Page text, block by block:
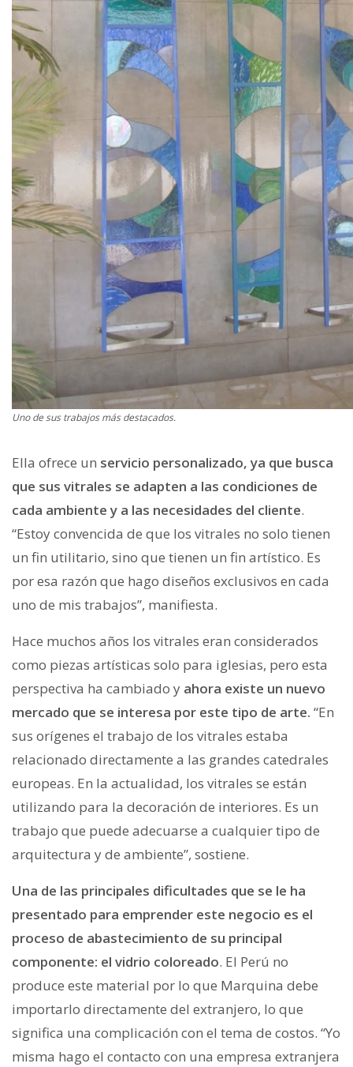
Uno de sus trabajos más destacados.
Ella ofrece un servicio personalizado, ya que busca
que sus vitrales se adapten a las condiciones de
cada ambiente y a las necesidades del cliente.
“Estoy convencida de que los vitrales no solo tienen
un fin utilitario, sino que tienen un fin artístico. Es
por esa razón que hago diseños exclusivos en cada
uno de mis trabajos”, manifiesta.
Hace muchos años los vitrales eran considerados
como piezas artísticas solo para iglesias, pero esta
perspectiva ha cambiado y ahora existe un nuevo
mercado que se interesa por este tipo de arte. “En
sus orígenes el trabajo de los vitrales estaba
relacionado directamente a las grandes catedrales
europeas. En la actualidad, los vitrales se están
utilizando para la decoración de interiores. Es un
trabajo que puede adecuarse a cualquier tipo de
arquitectura y de ambiente”, sostiene.
Una de las principales dificultades que se le ha
presentado para emprender este negocio es el
proceso de abastecimiento de su principal
componente: el vidrio coloreado. El Perú no
produce este material por lo que Marquina debe
importarlo directamente del extranjero, lo que
significa una complicación con el tema de costos. “Yo
misma hago el contacto con una empresa extranjera